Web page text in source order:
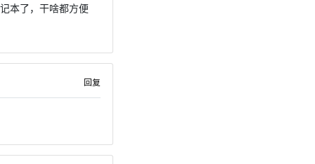
本了，干啥都方便
回复